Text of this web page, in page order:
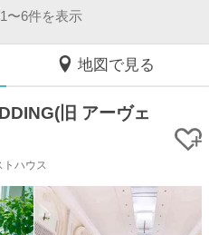
6件を表示
地図で見る
旧 アーヴェ
ハウス